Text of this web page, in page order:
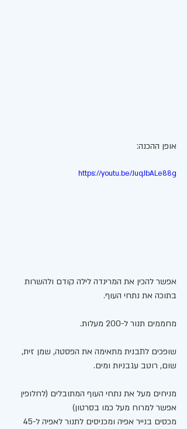
אופן ההכנה:
https://youtu.be/JuqJbALe88g
אפשר להכין את המרינדה לילה קודם ולהשרות
בתוכה את נתחי העוף.
מחממים תנור ל-200 מעלות.
שופכים לתבנית מתאימה את הפסטה, שמן זית,
שום, רוטב עגבניות ומים.
מניחים מעל את נתחי העוף המתובלים (לחלופין
אפשר למרוח מעל כמו בסרטון)